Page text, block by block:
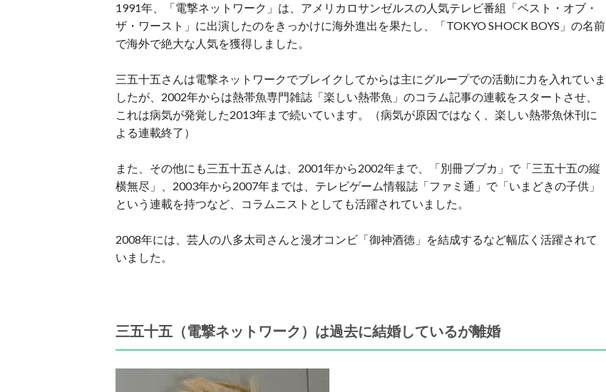
1991年、「電撃ネットワーク」は、アメリカロサンゼルスの人気テレビ番組「ベスト・オブ・
ザ・ワースト」に出演したのをきっかけに海外進出を果たし、「TOKYO SHOCK BOYS」の名前
で海外で絶大な人気を獲得しました。
三五十五さんは電撃ネットワークでブレイクしてからは主にグループでの活動に力を入れていま
したが、2002年からは熱帯魚専門雑誌「楽しい熱帯魚」のコラム記事の連載をスタートさせ、
これは病気が発覚した2013年まで続いています。（病気が原因ではなく、楽しい熱帯魚休刊に
よる連載終了）
また、その他にも三五十五さんは、2001年から2002年まで、「別冊ブブカ」で「三五十五の縦
横無尽」、2003年から2007年までは、テレビゲーム情報誌「ファミ通」で「いまどきの子供」
という連載を持つなど、コラムニストとしても活躍されていました。
2008年には、芸人の八多太司さんと漫才コンビ「御神酒徳」を結成するなど幅広く活躍されて
いました。
三五十五（電撃ネットワーク）は過去に結婚しているが離婚